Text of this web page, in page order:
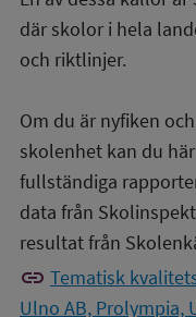
där skolor i hela
och riktlinjer.
Om du är nyfiken
skolenhet kan du
fullständiga
data från
resultat från
link Tematisk
Ulno AB, Prolympia,